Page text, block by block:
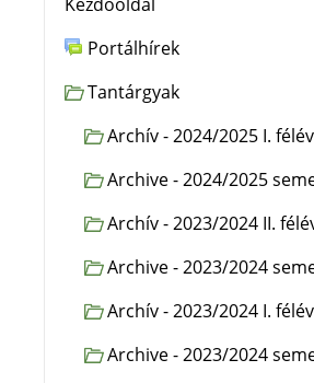
Portálhírek
Tantárgyak
Archív - 2024/2025 I. félév
Archive - 2024/2025
Archív - 2023/2024 II.
Archive - 2023/2024
Archív - 2023/2024 I. félév
Archive - 2023/2024